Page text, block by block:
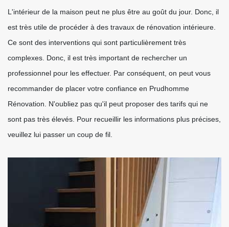
L'intérieur de la maison peut ne plus être au goût du jour. Donc, il
est très utile de procéder à des travaux de rénovation intérieure.
Ce sont des interventions qui sont particulièrement très
complexes. Donc, il est très important de rechercher un
professionnel pour les effectuer. Par conséquent, on peut vous
recommander de placer votre confiance en Prudhomme
Rénovation. N'oubliez pas qu'il peut proposer des tarifs qui ne
sont pas très élevés. Pour recueillir les informations plus précises,
veuillez lui passer un coup de fil.